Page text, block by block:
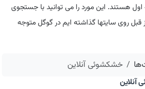
اول هستند. این مورد را می توانید با جستجوی
قبل روی سایتها گذاشته ایم در گوگل متوجه
خشكشوئی آنلاین